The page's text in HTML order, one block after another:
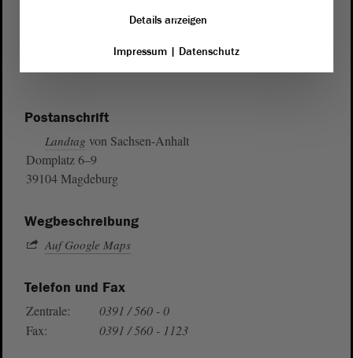
Postanschrift
Landtag von Sachsen-Anhalt
Domplatz 6–9
39104 Magdeburg
Wegbeschreibung
Auf Google Maps
Telefon und Fax
Zentrale:
0391 / 560 - 0
Fax:
0391 / 560 - 1123
Details anzeigen
Impressum| Datenschutz